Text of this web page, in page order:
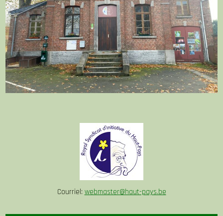
Courriel: webmaster@haut-pays.be